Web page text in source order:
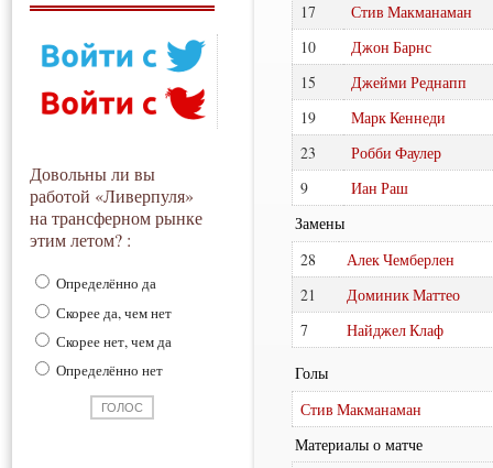
Довольны ли вы
работой «Ливерпуля»
на трансферном рынке
этим летом? :
Определённо да
Скорее да, чем нет
Скорее нет, чем да
Определённо нет
17
Стив Макманаман
10
Джон Барнс
15
Джейми Реднапп
19
Марк Кеннеди
23
Робби Фаулер
9
Иан Раш
Замены
28
Алек Чемберлен
21
Доминик Маттео
7
Найджел Клаф
Голы
Стив Макманаман
Материалы о матче